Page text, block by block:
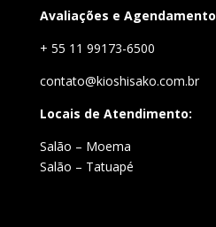
Avaliações e Agendamento
+ 55 11 99173-6500
contato@kioshisako.com.br
Locais de Atendimento:
Salão – Moema
Salão – Tatuapé